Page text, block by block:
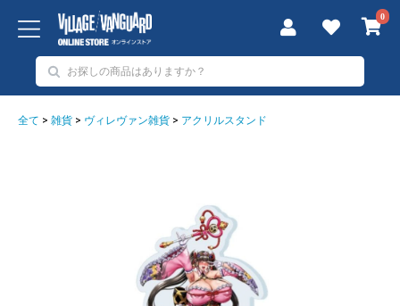
0
全て > 雑貨 > ヴィレヴァン雑貨 > アクリルスタンド